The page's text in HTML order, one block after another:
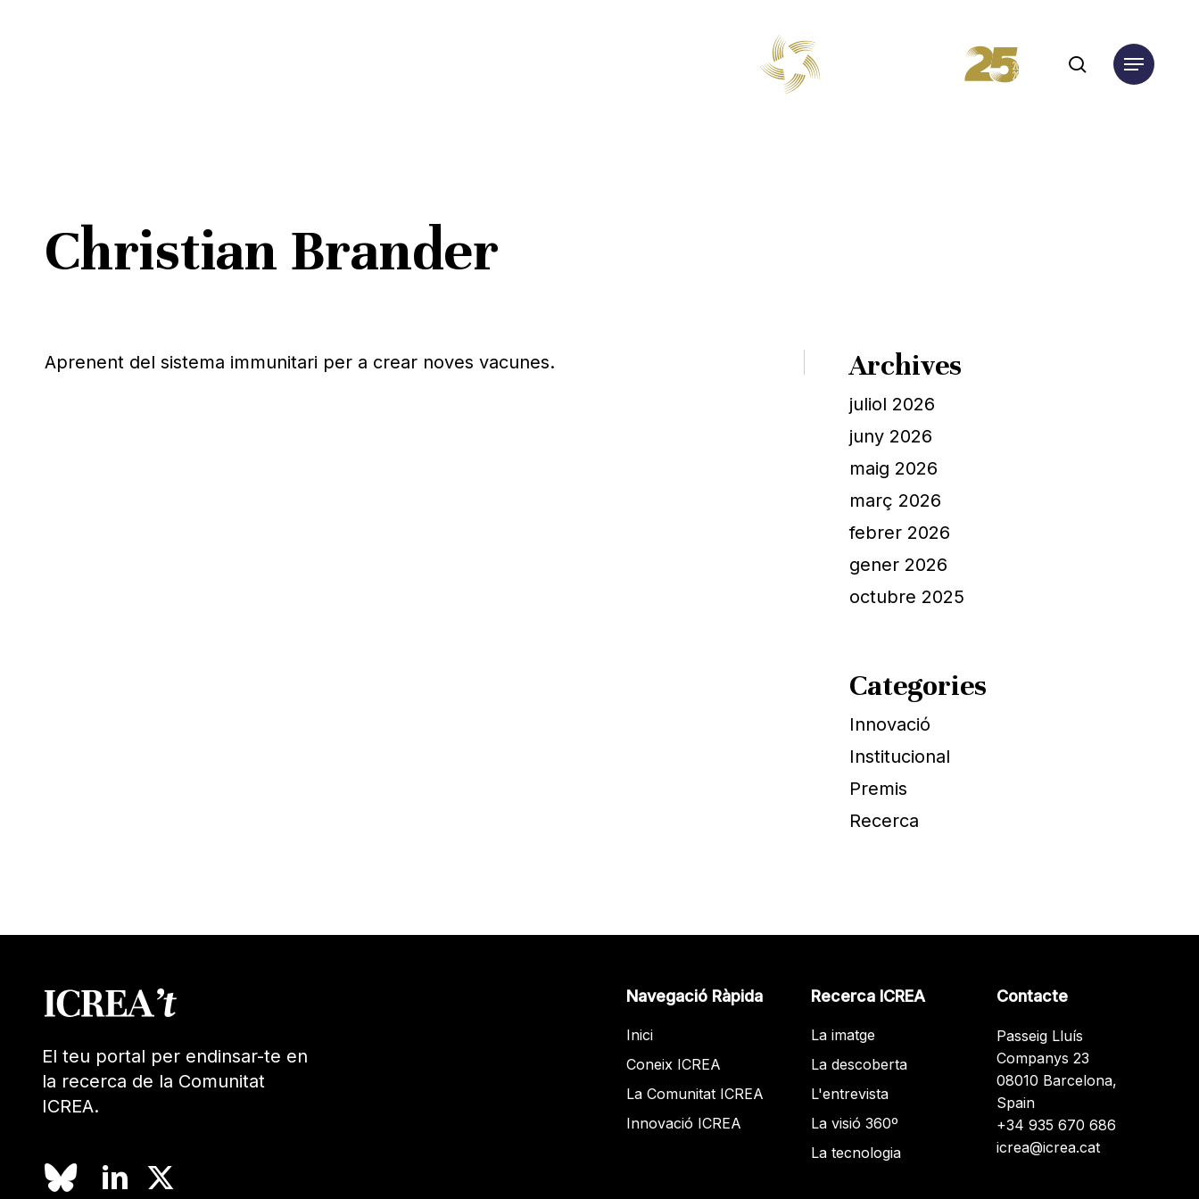
search
Menu
Christian Brander
Aprenent del sistema immunitari per a crear noves vacunes. Archives
juliol 2026
juny 2026
maig 2026
març 2026
febrer 2026
gener 2026
octubre 2025
Categories
Innovació
Institucional
Premis
Recerca
El teu portal per endinsar-te en
la recerca de la Comunitat
ICREA.
Navegació Ràpida
Inici
Coneix ICREA
La Comunitat ICREA
Innovació ICREA
Recerca ICREA
La imatge
La descoberta
L'entrevista
La visió 360º
La tecnologia
Contacte
Passeig Lluís
Companys 23
08010 Barcelona,
Spain
+34 935 670 686
icrea@icrea.cat